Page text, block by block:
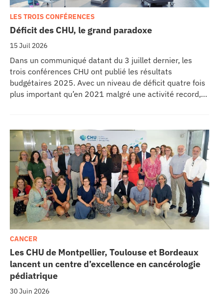
Déficit des CHU, le grand paradoxe
15 Juil 2026
LES TROIS CONFÉRENCES
Dans un communiqué datant du 3 juillet dernier, les
trois conférences CHU ont publié les résultats
budgétaires 2025. Avec un niveau de déficit quatre fois
plus important qu’en 2021 malgré une activité record,
Les CHU de Montpellier, Toulouse et Bordeaux
lancent un centre d’excellence en cancérologie
pédiatrique
30 Juin 2026
CANCER